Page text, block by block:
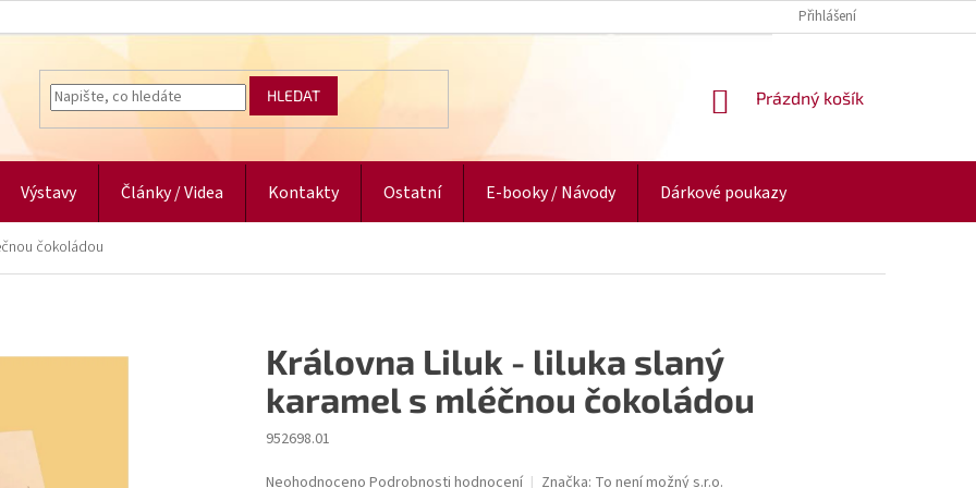
Přihlášení
HLEDAT
NÁKUPNÍ
Prázdný košík
Výstavy Články / Videa Kontakty Ostatní E-booky / Návody Dárkové poukazy
čokoládou
Královna Liluk - liluka slaný
karamel s mléčnou čokoládou
952698.01
Průměrné
Neohodnoceno Podrobnosti hodnocení Značka: To není možný s.r.o.